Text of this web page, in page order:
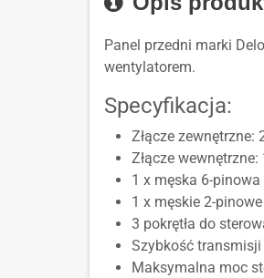
Panel przedni marki
wentylatorem.
Specyfikacja:
Złącze zewnętrzne:
Złącze
1 x męska 6-
1 x męskie 2-
3 pokrętła do
Szybkość
Maksymalna moc